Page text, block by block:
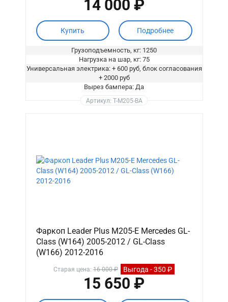
14 000 ₽
Купить Подробнее
Грузоподъемность, кг: 1250
Нагрузка на шар, кг: 75
Универсальная электрика: + 600 руб, блок согласования
+ 2000 руб
Вырез бампера: Да
Артикул: T-M205-BA
Фаркоп Leader Plus M205-E Mercedes GL-
Class (W164) 2005-2012 / GL-Class
(W166) 2012-2016
Старая цена: 16 000 ₽ Выгода - 350 ₽
15 650 ₽